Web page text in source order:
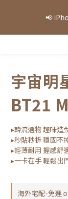
📢
「因部分商品熱
宇宙明
BT21
▸韓流選物 趣味造
▸秒貼秒拆 穩固不
▸輕薄耐用 握感舒
▸一卡在手 輕鬆出
海外宅配-免運